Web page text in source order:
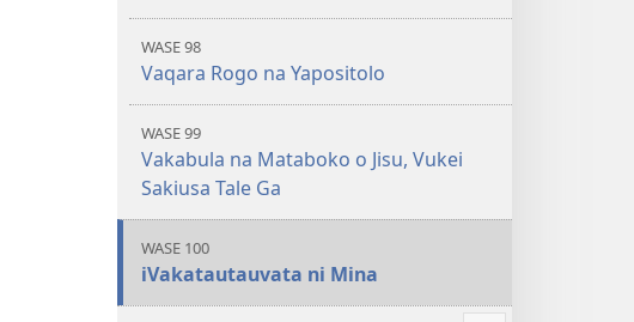
WASE 98
Vaqara Rogo na Yapositolo
WASE 99
Vakabula na Mataboko o Jisu, Vukei
Sakiusa Tale Ga
WASE 100
iVakatautauvata ni Mina